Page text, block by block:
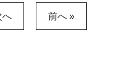
へ 前へ »